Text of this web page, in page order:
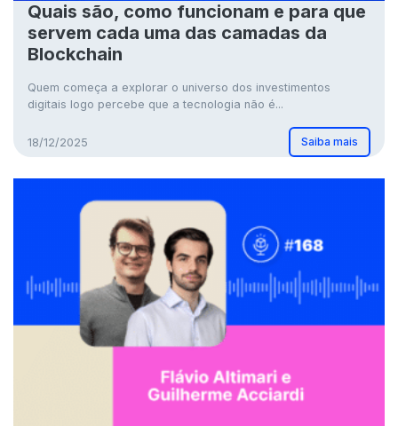
Quais são, como funcionam e para que
servem cada uma das camadas da
Blockchain
Quem começa a explorar o universo dos investimentos
digitais logo percebe que a tecnologia não é...
18/12/2025 Saiba mais